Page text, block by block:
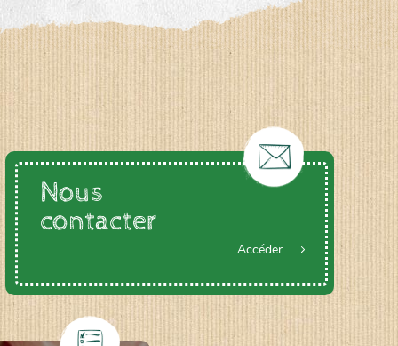
Nous
contacter
Accéder